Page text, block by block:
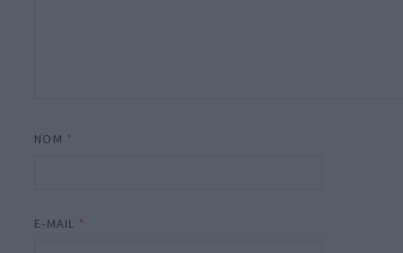
NOM *
E-MAIL *